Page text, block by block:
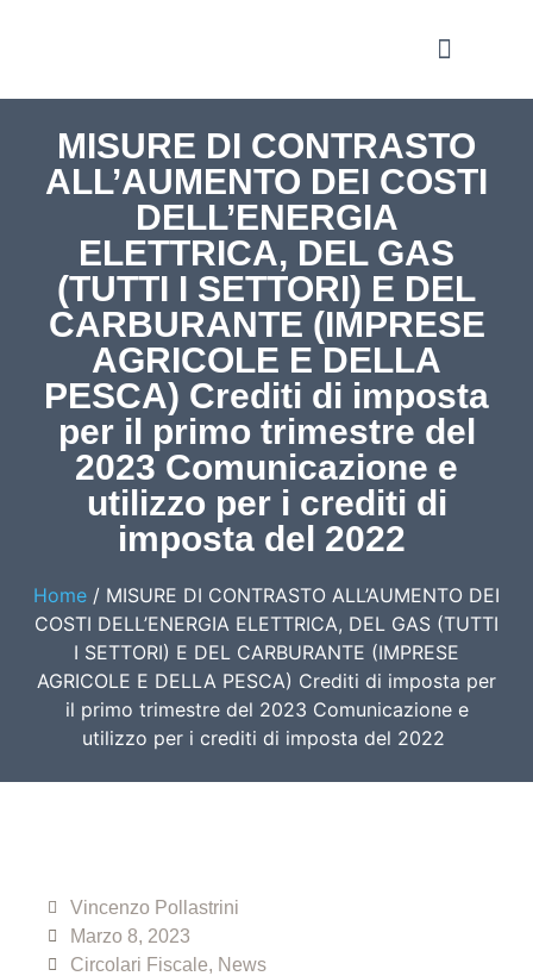
MISURE DI CONTRASTO
ALL’AUMENTO DEI COSTI
DELL’ENERGIA
ELETTRICA, DEL GAS
(TUTTI I SETTORI) E DEL
CARBURANTE (IMPRESE
AGRICOLE E DELLA
PESCA) Crediti di imposta
per il primo trimestre del
2023 Comunicazione e
utilizzo per i crediti di
imposta del 2022
Home / MISURE DI CONTRASTO ALL’AUMENTO DEI
COSTI DELL’ENERGIA ELETTRICA, DEL GAS (TUTTI
I SETTORI) E DEL CARBURANTE (IMPRESE
AGRICOLE E DELLA PESCA) Crediti di imposta per
il primo trimestre del 2023 Comunicazione e
utilizzo per i crediti di imposta del 2022
Vincenzo Pollastrini
Marzo 8, 2023
Circolari Fiscale, News